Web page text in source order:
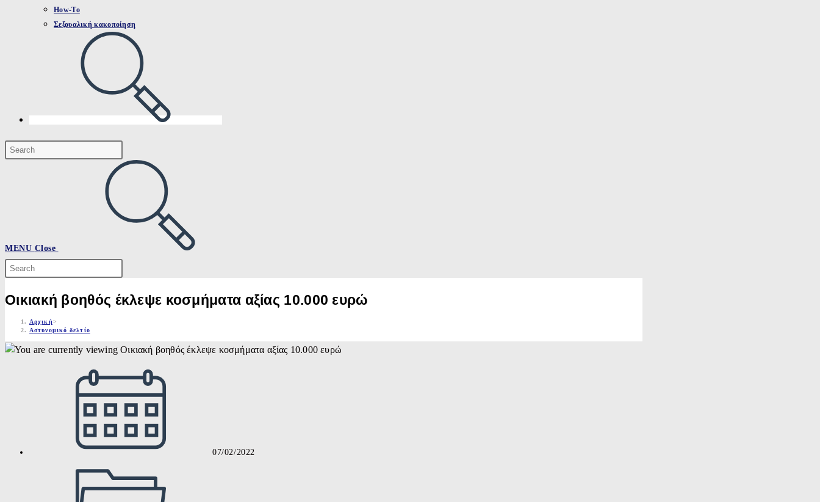
How-To
Σεξουαλική κακοποίηση
MENU Close
Search
this
website
Οικιακή βοηθός έκλεψε κοσμήματα αξίας 10.000 ευρώ
Αρχική>
Αστυνομικό δελτίο
07/02/2022